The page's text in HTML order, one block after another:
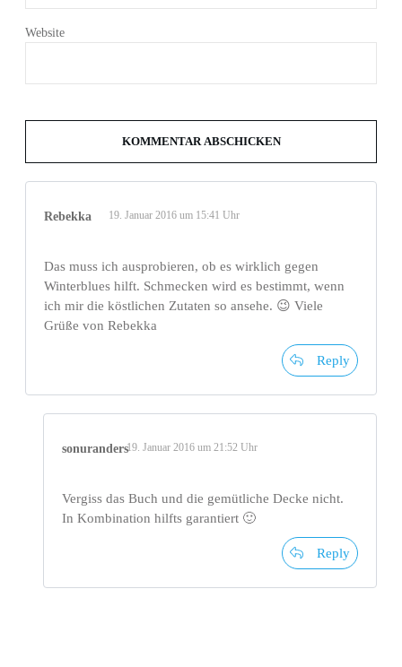
Website
KOMMENTAR ABSCHICKEN
Rebekka 19. Januar 2016 um 15:41 Uhr
Das muss ich ausprobieren, ob es wirklich gegen
Winterblues hilft. Schmecken wird es bestimmt, wenn
ich mir die köstlichen Zutaten so ansehe. 😉 Viele
Grüße von Rebekka
Reply
sonuranders19. Januar 2016 um 21:52 Uhr
Vergiss das Buch und die gemütliche Decke nicht.
In Kombination hilfts garantiert 🙂
Reply